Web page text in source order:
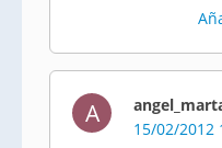
A
15/02/2012